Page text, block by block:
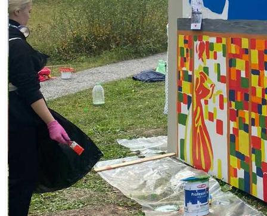
Работа юных художников выполнена в
рамках проекта «Сатке – 265: город, в
котором хочется жить», реализуемого по
инициативе фонда «Собрание», при
поддержке фонда содействия развитию
Саткинского района, креативного
общественного пространства «Арт-
Сатка» и управления культуры
муниципалитета. Над созданием новых
картин передвижной арт-галереи
трудились более 30 ребят. Они изобразили
на кубах самые яркие локации Сатки,
которые, по их мнению, являются ее
«визитными карточками». В том числе
школу № 4 с муралами на её стенах,